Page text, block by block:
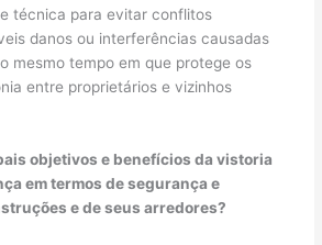
técnica para evitar conflitos
danos ou interferências causadas
mesmo tempo em que protege os
entre proprietários e vizinhos
objetivos e benefícios da vistoria
em termos de segurança e
e de seus arredores?